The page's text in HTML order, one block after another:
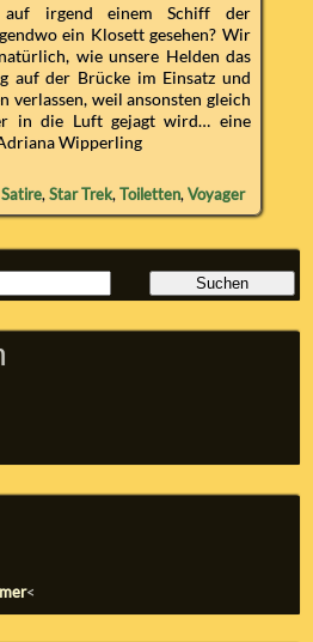
irgend einem Schiff der
ein Klosett gesehen? Wir
wie unsere Helden das
auf der Brücke im Einsatz und
verlassen, weil ansonsten gleich
in die Luft gejagt wird… eine
Wipperling
Satire, Star Trek, Toiletten, Voyager
<